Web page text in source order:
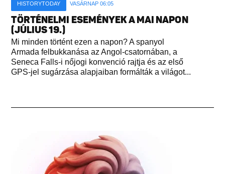
HISTORYTODAY VASÁRNAP 06:05
TÖRTÉNELMI ESEMÉNYEK A MAI NAPON
(JÚLIUS 19.)
Mi minden történt ezen a napon? A spanyol
Armada felbukkanása az Angol-csatornában, a
Seneca Falls-i nőjogi konvenció rajtja és az első
GPS-jel sugárzása alapjaiban formálták a világot...